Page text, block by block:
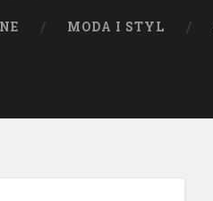
MODA I STYL